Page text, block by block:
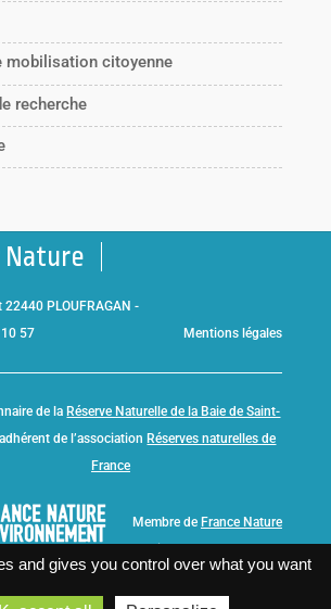
mobilisation citoyenne
recherche
22440 PLOUFRAGAN -
57
Mentions légales
de la Réserve Naturelle de la Baie de Saint-
de l’association Réserves naturelles de
France
Membre de France Nature
and gives you control over what you want